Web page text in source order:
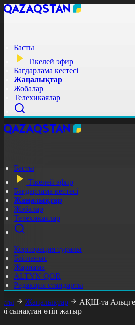
Басты
Тікелей эфир
Бағдарлама кестесі
Жаңалықтар
Жобалар
Телехикаялар
Басты
Тікелей эфир
Бағдарлама кестесі
Жаңалықтар
Жобалар
Телехикаялар
Корпорация туралы
Байланыс
Жарнама
ALTYN QOR
Редакция стандарты
Жаңалықтар
АҚШ-та
сынақтан өтіп жатыр